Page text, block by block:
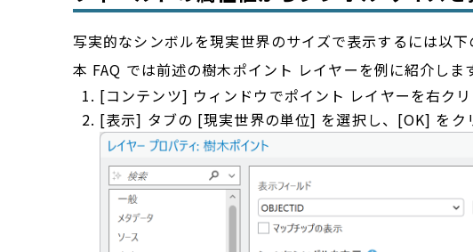
写実的なシンボルを現実世界のサイズで表示するには以下
本 FAQ では前述の樹木ポイント レイヤーを例に紹介しま
[コンテンツ] ウィンドウでポイント レイヤーを右ク
[表示] タブの [現実世界の単位] を選択し、[OK] をク